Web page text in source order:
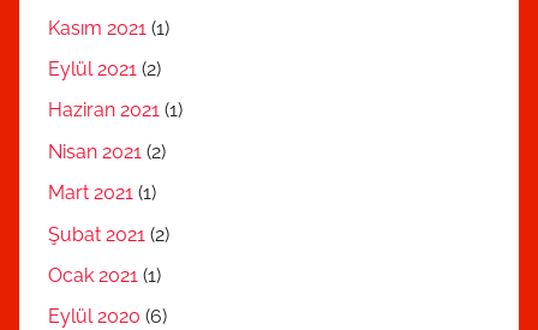
Kasım 2021 (1)
Eylül 2021 (2)
Haziran 2021 (1)
Nisan 2021 (2)
Mart 2021 (1)
Şubat 2021 (2)
Ocak 2021 (1)
Eylül 2020 (6)